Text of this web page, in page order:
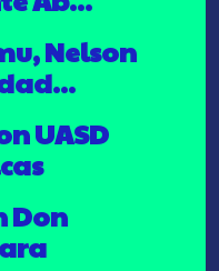
Nelson
UASD
Don